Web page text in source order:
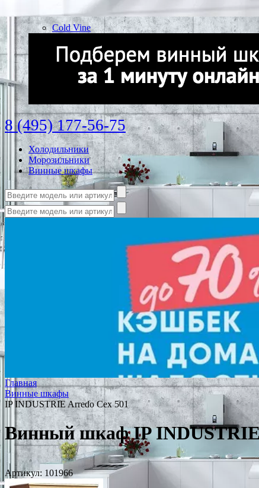
Cold Vine
8 (495) 177-56-75
Холодильники
Морозильники
Винные шкафы
Главная
Винные шкафы
IP INDUSTRIE Arredo Cex 501
Винный шкаф IP INDUSTRIE
Артикул: 101966